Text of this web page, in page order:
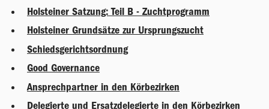
Holsteiner Satzung: Teil B - Zuchtprogramm
Holsteiner Grundsätze zur Ursprungszucht
Schiedsgerichtsordnung
Good Governance
Ansprechpartner in den Körbezirken
Delegierte und Ersatzdelegierte in den Körbezirken